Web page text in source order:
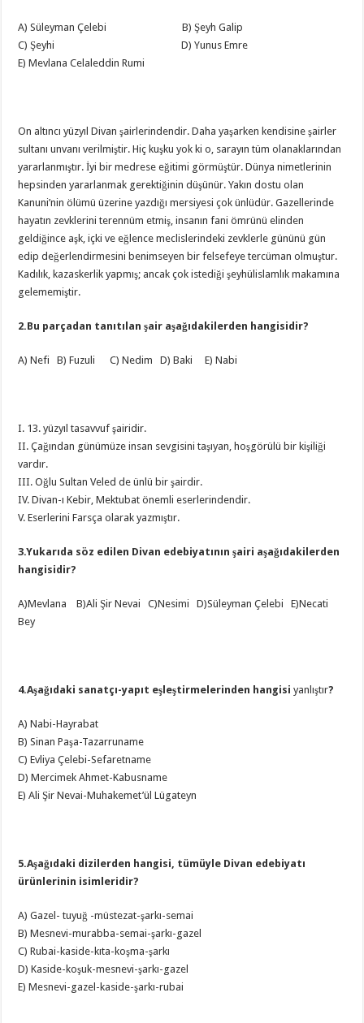
A) Süleyman Çelebi B) Şeyh Galip
C) Şeyhi D) Yunus Emre
E) Mevlana Celaleddin Rumi
On altıncı yüzyıl Divan şairlerindendir. Daha yaşarken kendisine şairler
sultanı unvanı verilmiştir. Hiç kuşku yok ki o, sarayın tüm olanaklarından
yararlanmıştır. İyi bir medrese eğitimi görmüştür. Dünya nimetlerinin
hepsinden yararlanmak gerektiğinin düşünür. Yakın dostu olan
Kanuni’nin ölümü üzerine yazdığı mersiyesi çok ünlüdür. Gazellerinde
hayatın zevklerini terennüm etmiş, insanın fani ömrünü elinden
geldiğince aşk, içki ve eğlence meclislerindeki zevklerle gününü gün
edip değerlendirmesini benimseyen bir felsefeye tercüman olmuştur.
Kadılık, kazaskerlik yapmış; ancak çok istediği şeyhülislamlık makamına
gelememiştir.
2.Bu parçadan tanıtılan şair aşağıdakilerden hangisidir?
A) Nefi B) Fuzuli C) Nedim D) Baki E) Nabi
I. 13. yüzyıl tasavvuf şairidir.
II. Çağından günümüze insan sevgisini taşıyan, hoşgörülü bir kişiliği
vardır.
III. Oğlu Sultan Veled de ünlü bir şairdir.
IV. Divan-ı Kebir, Mektubat önemli eserlerindendir.
V. Eserlerini Farsça olarak yazmıştır.
3.Yukarıda söz edilen Divan edebiyatının şairi aşağıdakilerden
hangisidir?
A)Mevlana B)Ali Şir Nevai C)Nesimi D)Süleyman Çelebi E)Necati
Bey
4.Aşağıdaki sanatçı-yapıt eşleştirmelerinden hangisiyanlıştır?
A) Nabi-Hayrabat
B) Sinan Paşa-Tazarruname
C) Evliya Çelebi-Sefaretname
D) Mercimek Ahmet-Kabusname
E) Ali Şir Nevai-Muhakemet’ül Lügateyn
5.Aşağıdaki dizilerden hangisi, tümüyle Divan edebiyatı
ürünlerinin isimleridir?
A) Gazel- tuyuğ -müstezat-şarkı-semai
B) Mesnevi-murabba-semai-şarkı-gazel
C) Rubai-kaside-kıta-koşma-şarkı
D) Kaside-koşuk-mesnevi-şarkı-gazel
E) Mesnevi-gazel-kaside-şarkı-rubai